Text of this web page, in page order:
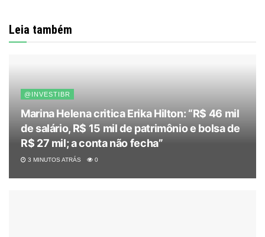
Leia também
@INVESTIBR
Marina Helena critica Erika Hilton: “R$ 46 mil
de salário, R$ 15 mil de patrimônio e bolsa de
R$ 27 mil; a conta não fecha”
3 MINUTOS ATRÁS 0